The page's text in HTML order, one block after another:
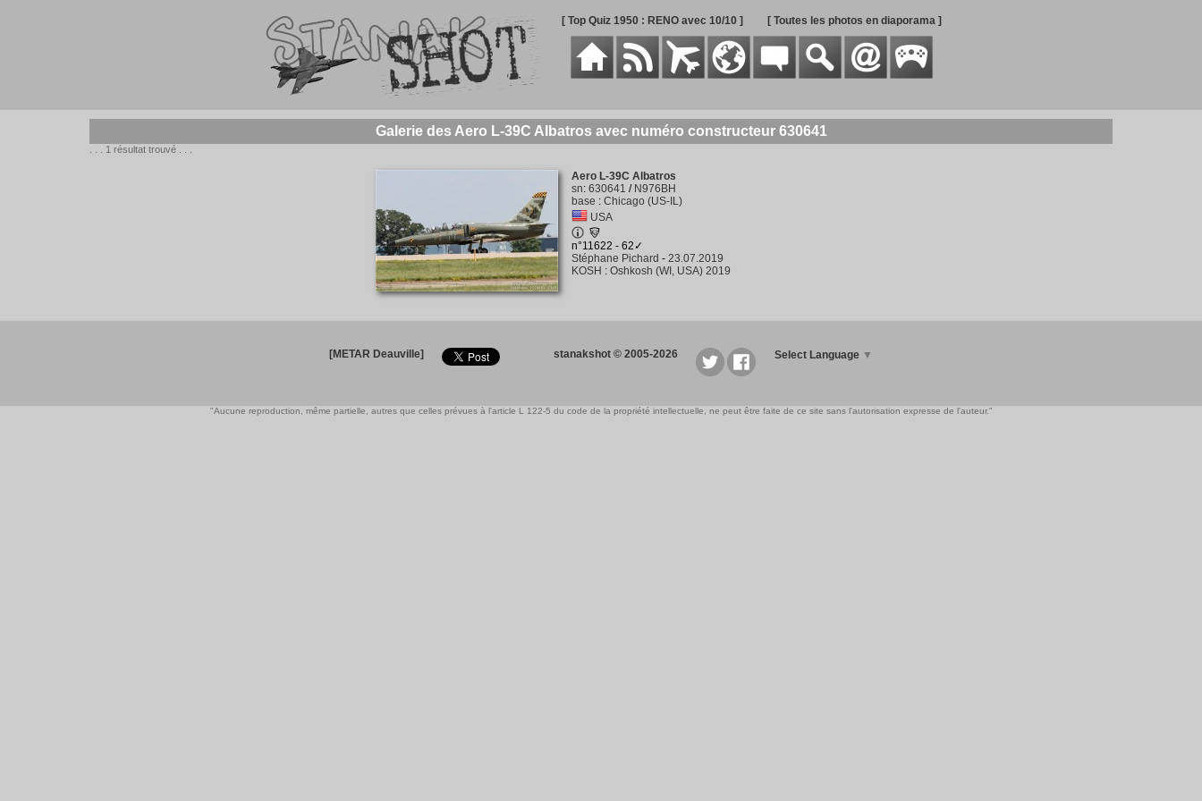
[ Top Quiz 1950 : RENO avec 10/10 ] [ Toutes les photos en diaporama ]
Galerie des Aero L-39C Albatros avec numéro constructeur 630641
. . . 1 résultat trouvé . . .
Aero L-39C Albatros
sn: 630641 / N976BH
base : Chicago (US-IL)
USA
n°11622 - 62✓
Stéphane Pichard - 23.07.2019
KOSH : Oshkosh (WI, USA) 2019
[METAR Deauville] stanakshot © 2005-2026 Select Language ▼
"Aucune reproduction, même partielle, autres que celles prévues à l'article L 122-5 du code de la propriété intellectuelle, ne peut être faite de ce site sans l'autorisation expresse de l'auteur."